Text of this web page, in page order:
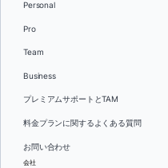
Personal
Pro
Team
Business
プレミアムサポートとTAM
料金プランに関するよくある質問
お問い合わせ
会社